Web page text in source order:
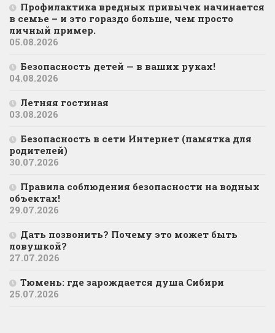
Профилактика вредных привычек начинается
в семье – и это гораздо больше, чем просто
личный пример.
05.08.2026
Безопасность детей — в ваших руках!
04.08.2026
Летняя гостиная
03.08.2026
Безопасность в сети Интернет (памятка для
родителей)
30.07.2026
Правила соблюдения безопасности на водных
объектах!
29.07.2026
Дать позвонить? Почему это может быть
ловушкой?
27.07.2026
Тюмень: где зарождается душа Сибири
25.07.2026